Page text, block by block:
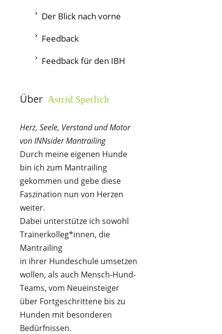
Der Blick nach vorne
Feedback
Feedback für den IBH
Über Astrid Sperlich
Herz, Seele, Verstand und Motor
von INNsider Mantrailing
Durch meine eigenen Hunde
bin ich zum Mantrailing
gekommen und gebe diese
Faszination nun von Herzen
weiter.
Dabei unterstütze ich sowohl
Trainerkolleg*innen, die
Mantrailing
in ihrer Hundeschule umsetzen
wollen, als auch Mensch-Hund-
Teams, vom Neueinsteiger
über Fortgeschrittene bis zu
Hunden mit besonderen
Bedürfnissen.